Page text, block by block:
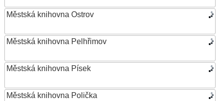
Městská knihovna Ostrov
Městská knihovna Pelhřimov
Městská knihovna Písek
Městská knihovna Polička